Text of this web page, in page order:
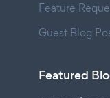
Feature
Guest Blog
Featured